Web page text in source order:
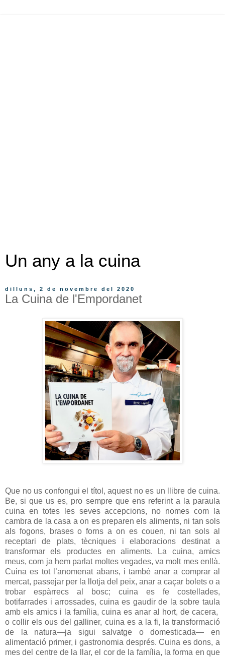
Un any a la cuina
dilluns, 2 de novembre del 2020
La Cuina de l'Empordanet
Que no us confongui el títol, aquest no es un llibre de cuina.
Be, si que us es, pro sempre que ens referint a la paraula
cuina en totes les seves accepcions, no nomes com la
cambra de la casa a on es preparen els aliments, ni tan sols
als fogons, brases o forns a on es couen, ni tan sols al
receptari de plats, tècniques i elaboracions destinat a
transformar els productes en aliments. La cuina, amics
meus, com ja hem parlat moltes vegades, va molt mes enllà.
Cuina es tot l’anomenat abans, i també anar a comprar al
mercat, passejar per la llotja del peix, anar a caçar bolets o a
trobar espàrrecs al bosc; cuina es fe costellades,
botifarrades i arrossades, cuina es gaudir de la sobre taula
amb els amics i la família, cuina es anar al hort, de cacera,
o collir els ous del galliner, cuina es a la fi, la transformació
de la natura—ja sigui salvatge o domesticada— en
alimentació primer, i gastronomia després. Cuina es dons, a
mes del centre de la llar, el cor de la família, la forma en que